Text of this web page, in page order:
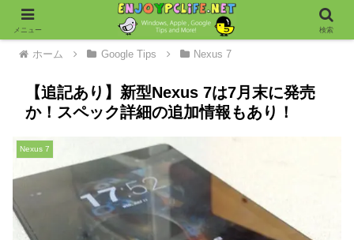
ホーム Google Tips Nexus 7
【追記あり】新型Nexus 7は7月末に発売
か！スペック詳細の追加情報もあり！
Nexus 7
メニュー 検索